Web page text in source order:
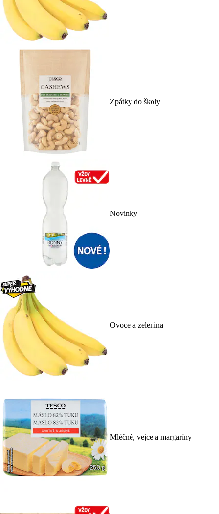
Zpátky do školy
Novinky
Ovoce a zelenina
Mléčné, vejce a margaríny